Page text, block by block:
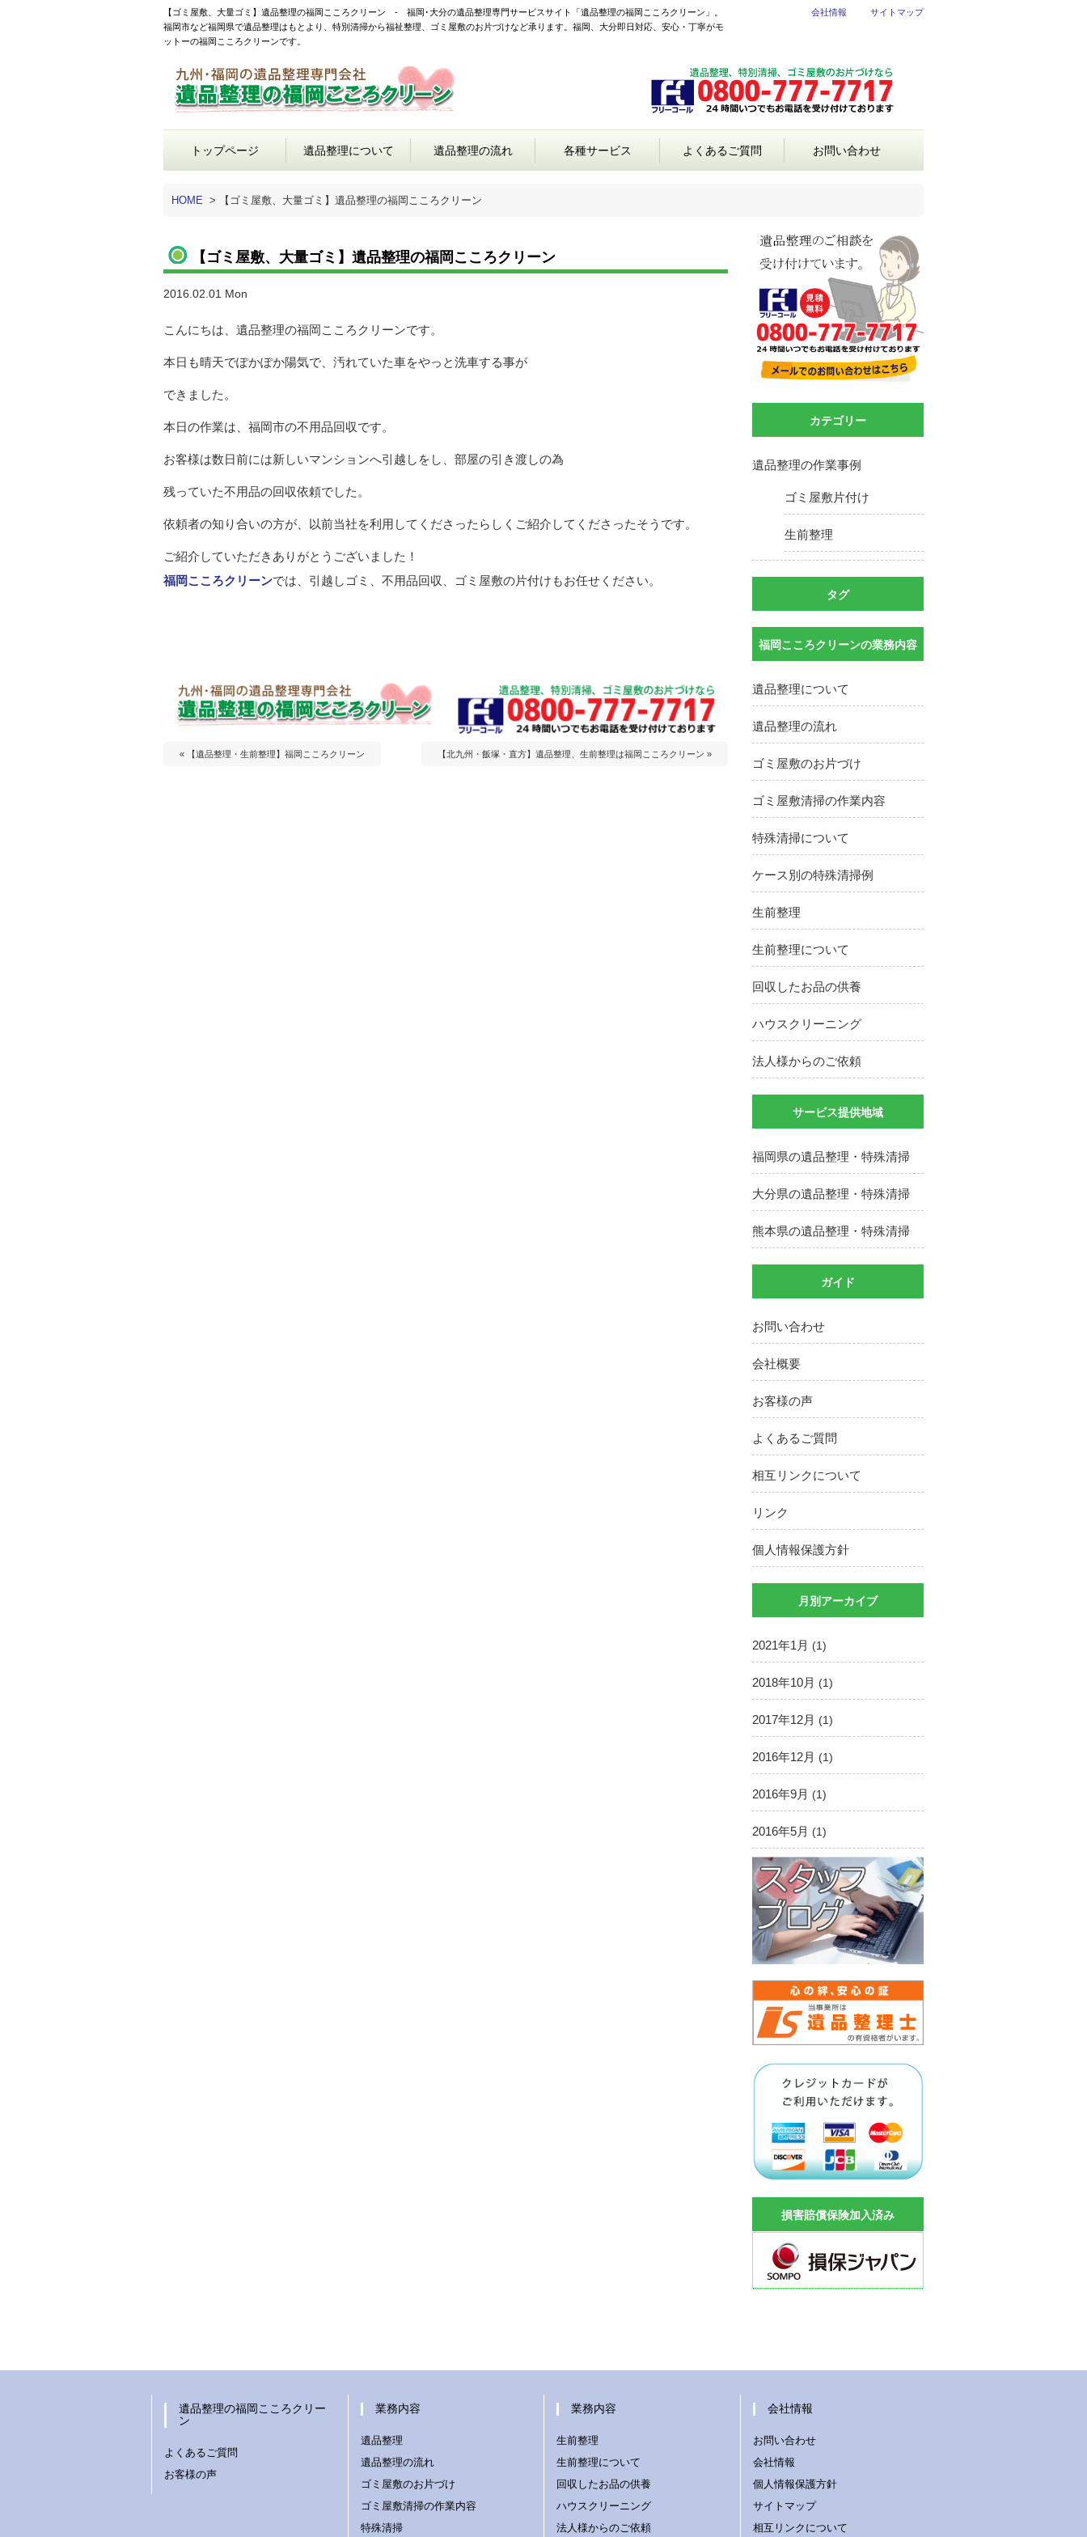
【ゴミ屋敷、大量ゴミ】遺品整理の福岡こころクリーン - 福岡･大分の遺品整理専門サービスサイト「遺品整理の福岡こころクリーン」。
福岡市など福岡県で遺品整理はもとより、特別清掃から福祉整理、ゴミ屋敷のお片づけなど承ります。福岡、大分即日対応、安心・丁寧がモ
ットーの福岡こころクリーンです。
会社情報 サイトマップ
トップページ 遺品整理について 遺品整理の流れ 各種サービス よくあるご質問 お問い合わせ
HOME > 【ゴミ屋敷、大量ゴミ】遺品整理の福岡こころクリーン
【ゴミ屋敷、大量ゴミ】遺品整理の福岡こころクリーン
2016.02.01 Mon
こんにちは、遺品整理の福岡こころクリーンです。
本日も晴天でぽかぽか陽気で、汚れていた車をやっと洗車する事が
できました。
本日の作業は、福岡市の不用品回収です。
お客様は数日前には新しいマンションへ引越しをし、部屋の引き渡しの為
残っていた不用品の回収依頼でした。
依頼者の知り合いの方が、以前当社を利用してくださったらしくご紹介してくださったそうです。
ご紹介していただきありがとうございました！
福岡こころクリーンでは、引越しゴミ、不用品回収、ゴミ屋敷の片付けもお任せください。
« 【遺品整理・生前整理】福岡こころクリーン 【北九州・飯塚・直方】遺品整理、生前整理は福岡こころクリーン »
カテゴリー
遺品整理の作業事例
ゴミ屋敷片付け
生前整理
タグ
福岡こころクリーンの業務内容
遺品整理について
遺品整理の流れ
ゴミ屋敷のお片づけ
ゴミ屋敷清掃の作業内容
特殊清掃について
ケース別の特殊清掃例
生前整理
生前整理について
回収したお品の供養
ハウスクリーニング
法人様からのご依頼
サービス提供地域
福岡県の遺品整理・特殊清掃
大分県の遺品整理・特殊清掃
熊本県の遺品整理・特殊清掃
ガイド
お問い合わせ
会社概要
お客様の声
よくあるご質問
相互リンクについて
リンク
個人情報保護方針
月別アーカイブ
2021年1月 (1)
2018年10月 (1)
2017年12月 (1)
2016年12月 (1)
2016年9月 (1)
2016年5月 (1)
損害賠償保険加入済み
遺品整理の福岡こころクリー
ン
よくあるご質問
お客様の声
業務内容
遺品整理
遺品整理の流れ
ゴミ屋敷のお片づけ
ゴミ屋敷清掃の作業内容
特殊清掃
業務内容
生前整理
生前整理について
回収したお品の供養
ハウスクリーニング
法人様からのご依頼
会社情報
お問い合わせ
会社情報
個人情報保護方針
サイトマップ
相互リンクについて